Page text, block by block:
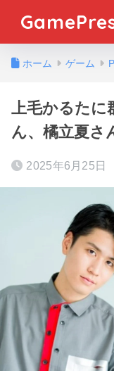
ホーム ゲーム
上毛かるたに
ん、橘立夏さ
2025年6月25日